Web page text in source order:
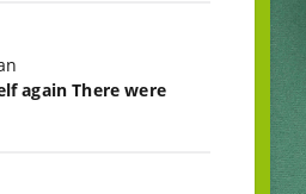
again There were